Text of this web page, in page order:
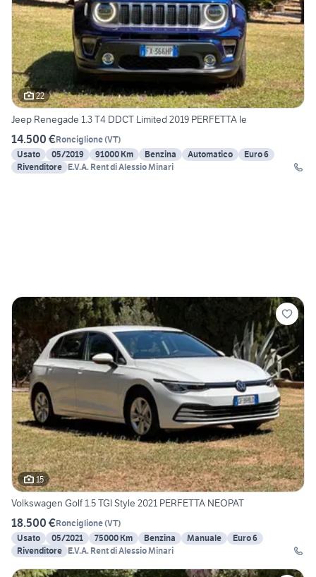
22
Jeep Renegade 1.3 T4 DDCT Limited 2019 PERFETTA le
14.500 €Ronciglione(VT)
Usato
05/2019 91000 Km Benzina Automatico
Euro 6
Rivenditore E.V.A. Rent di Alessio Minari
15
Volkswagen Golf 1.5 TGI Style 2021 PERFETTA NEOPAT
18.500 €Ronciglione(VT)
Usato
05/2021 75000 Km Benzina Manuale
Euro 6
Rivenditore E.V.A. Rent di Alessio Minari